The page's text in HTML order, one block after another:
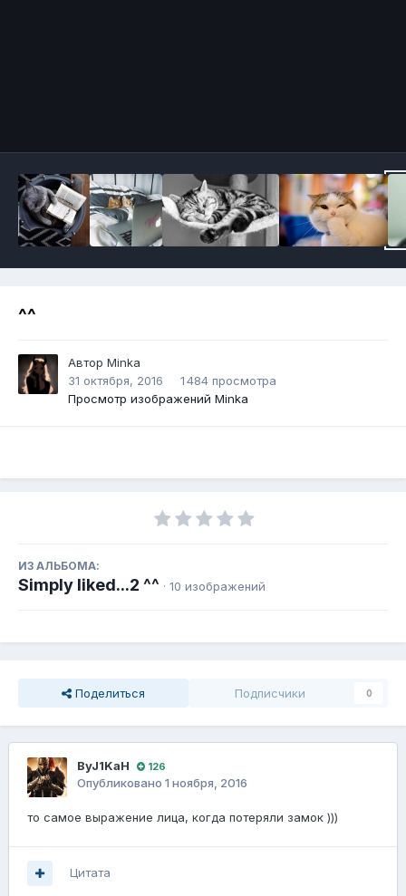
^^
Автор Minka
31 октября, 2016
1 484 просмотра
Просмотр изображений Minka
ИЗ АЛЬБОМА:
Simply liked...2 ^^ · 10 изображений
Поделиться Подписчики 0
ByJ1KaH 126
Опубликовано 1 ноября, 2016
то самое выражение лица, когда потеряли замок )))
Цитата